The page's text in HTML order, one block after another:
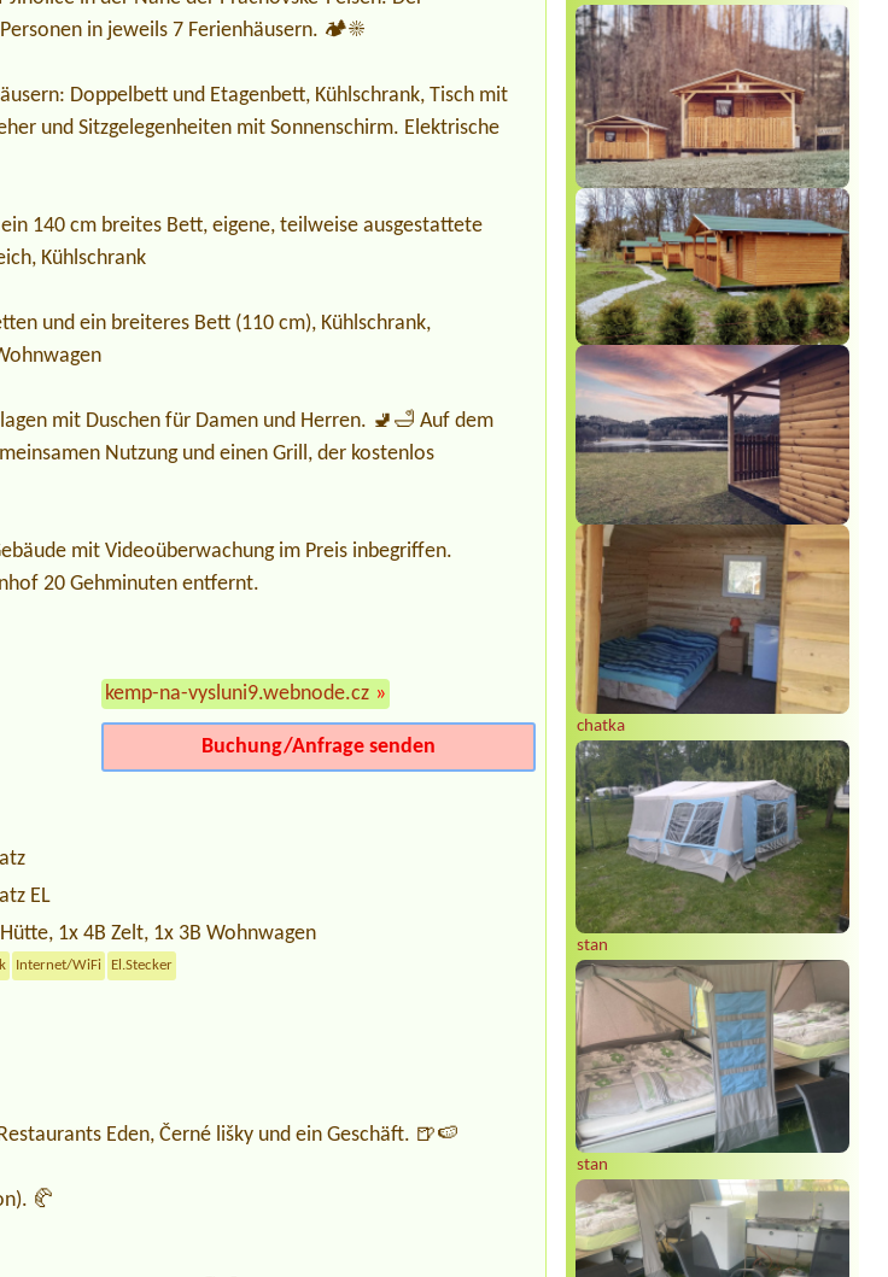
Termin ab 2026-08-08 |Camp Borný
3l chatka 3 osoby
Termin ab 2026-08-18 |Autokemp
Kamencové jezero
4L chatka
Termin ab 2026-08-01 |Rekreační
areál Kristýna
4l, 3 osoby
Termin ab 2026-08-07 |
Kemp Oáza
1místo pro stan 2dospělý + 3 děti +
pes1místo u vody + el.přípojka + 2
dospělý + 3 děti +pes
chatka
stan
stan
in jeweils 7 Ferienhäusern. 🏕☀️
Doppelbett und Etagenbett, Kühlschrank, Tisch mit
und Sitzgelegenheiten mit Sonnenschirm. Elektrische
140 cm breites Bett, eigene, teilweise ausgestattete
Kühlschrank
und ein breiteres Bett (110 cm), Kühlschrank,
mit Duschen für Damen und Herren. 🚽🛁 Auf dem
Nutzung und einen Grill, der kostenlos
mit Videoüberwachung im Preis inbegriffen.
20 Gehminuten entfernt.
kemp-na-vysluni9.webnode.cz »
Buchung/Anfrage senden
EL
1x 4B Zelt, 1x 3B Wohnwagen
Internet/WiFi El.Stecker
Eden, Černé lišky und ein Geschäft. 🍺🍉
🥐